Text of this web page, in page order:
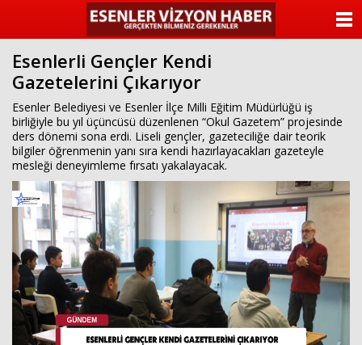
Esenlerli Gençler Kendi
Gazetelerini Çıkarıyor
Esenler Belediyesi ve Esenler İlçe Milli Eğitim Müdürlüğü iş
birliğiyle bu yıl üçüncüsü düzenlenen “Okul Gazetem” projesinde
ders dönemi sona erdi. Liseli gençler, gazeteciliğe dair teorik
bilgiler öğrenmenin yanı sıra kendi hazırlayacakları gazeteyle
mesleği deneyimleme fırsatı yakalayacak.
ANASAYFA
ANKETLER
VİDEO GALERİ
İLETİŞİM